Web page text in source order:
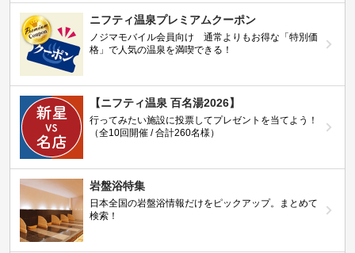
ニフティ温泉プレミアムクーポン
ノジマモバイル会員向け 通常よりもお得な「特別価
格」で人気の温泉を満喫できる！
【ニフティ温泉 百名湯2026】
行ってみたい施設に投票してプレゼントを当てよう！
（全10回開催 / 合計260名様）
岩盤浴特集
日本全国の岩盤浴情報だけをピックアップ。まとめて
検索！